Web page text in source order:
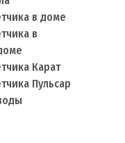
в доме
в
Карат
Пульсар